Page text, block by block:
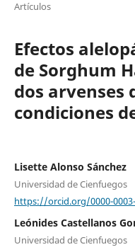
Artículos
Efectos
de Sorghum
dos arvenses
condiciones
Lisette Alonso Sánchez
Universidad de Cienfuegos
https://orcid.org/0000-
Leónides Castellanos
Universidad de Cienfuegos